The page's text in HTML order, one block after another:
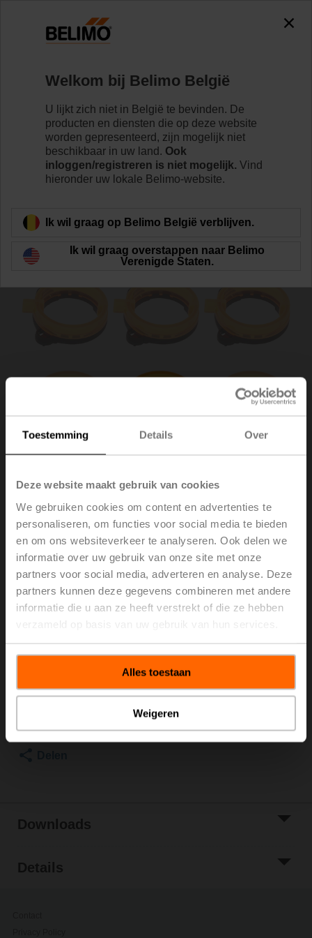
Toestemming Details Over
Deze website maakt gebruik van cookies
We gebruiken cookies om content en advertenties te
personaliseren, om functies voor social media te bieden
en om ons websiteverkeer te analyseren. Ook delen we
informatie over uw gebruik van onze site met onze
partners voor social media, adverteren en analyse. Deze
partners kunnen deze gegevens combineren met andere
informatie die u aan ze heeft verstrekt of die ze hebben
Alles toestaan
Weigeren
accessing the absolute URL
"https://www.belimo.com/be/nl_NL/~mgnlArea=outdated~".
https://www.belimo.com/be/nl_NL/~mgnlArea=outdated~
Klepaandrijvingen Toebehoren
Terug naar product categorie
Z-PI
Brutoprijs
€ 66,00
Toevoegen aan
winkelwagen
projectlijst
Downloads
Details
Welkom bij Belimo België
U lijkt zich niet in België te bevinden. De
producten en diensten die op deze website
worden gepresenteerd, zijn mogelijk niet
beschikbaar in uw land. Ook
inloggen/registreren is niet mogelijk. Vind
hieronder uw lokale Belimo-website.
Ik wil graag op Belimo België verblijven.
Ik wil graag overstappen naar Belimo
Verenigde Staten.